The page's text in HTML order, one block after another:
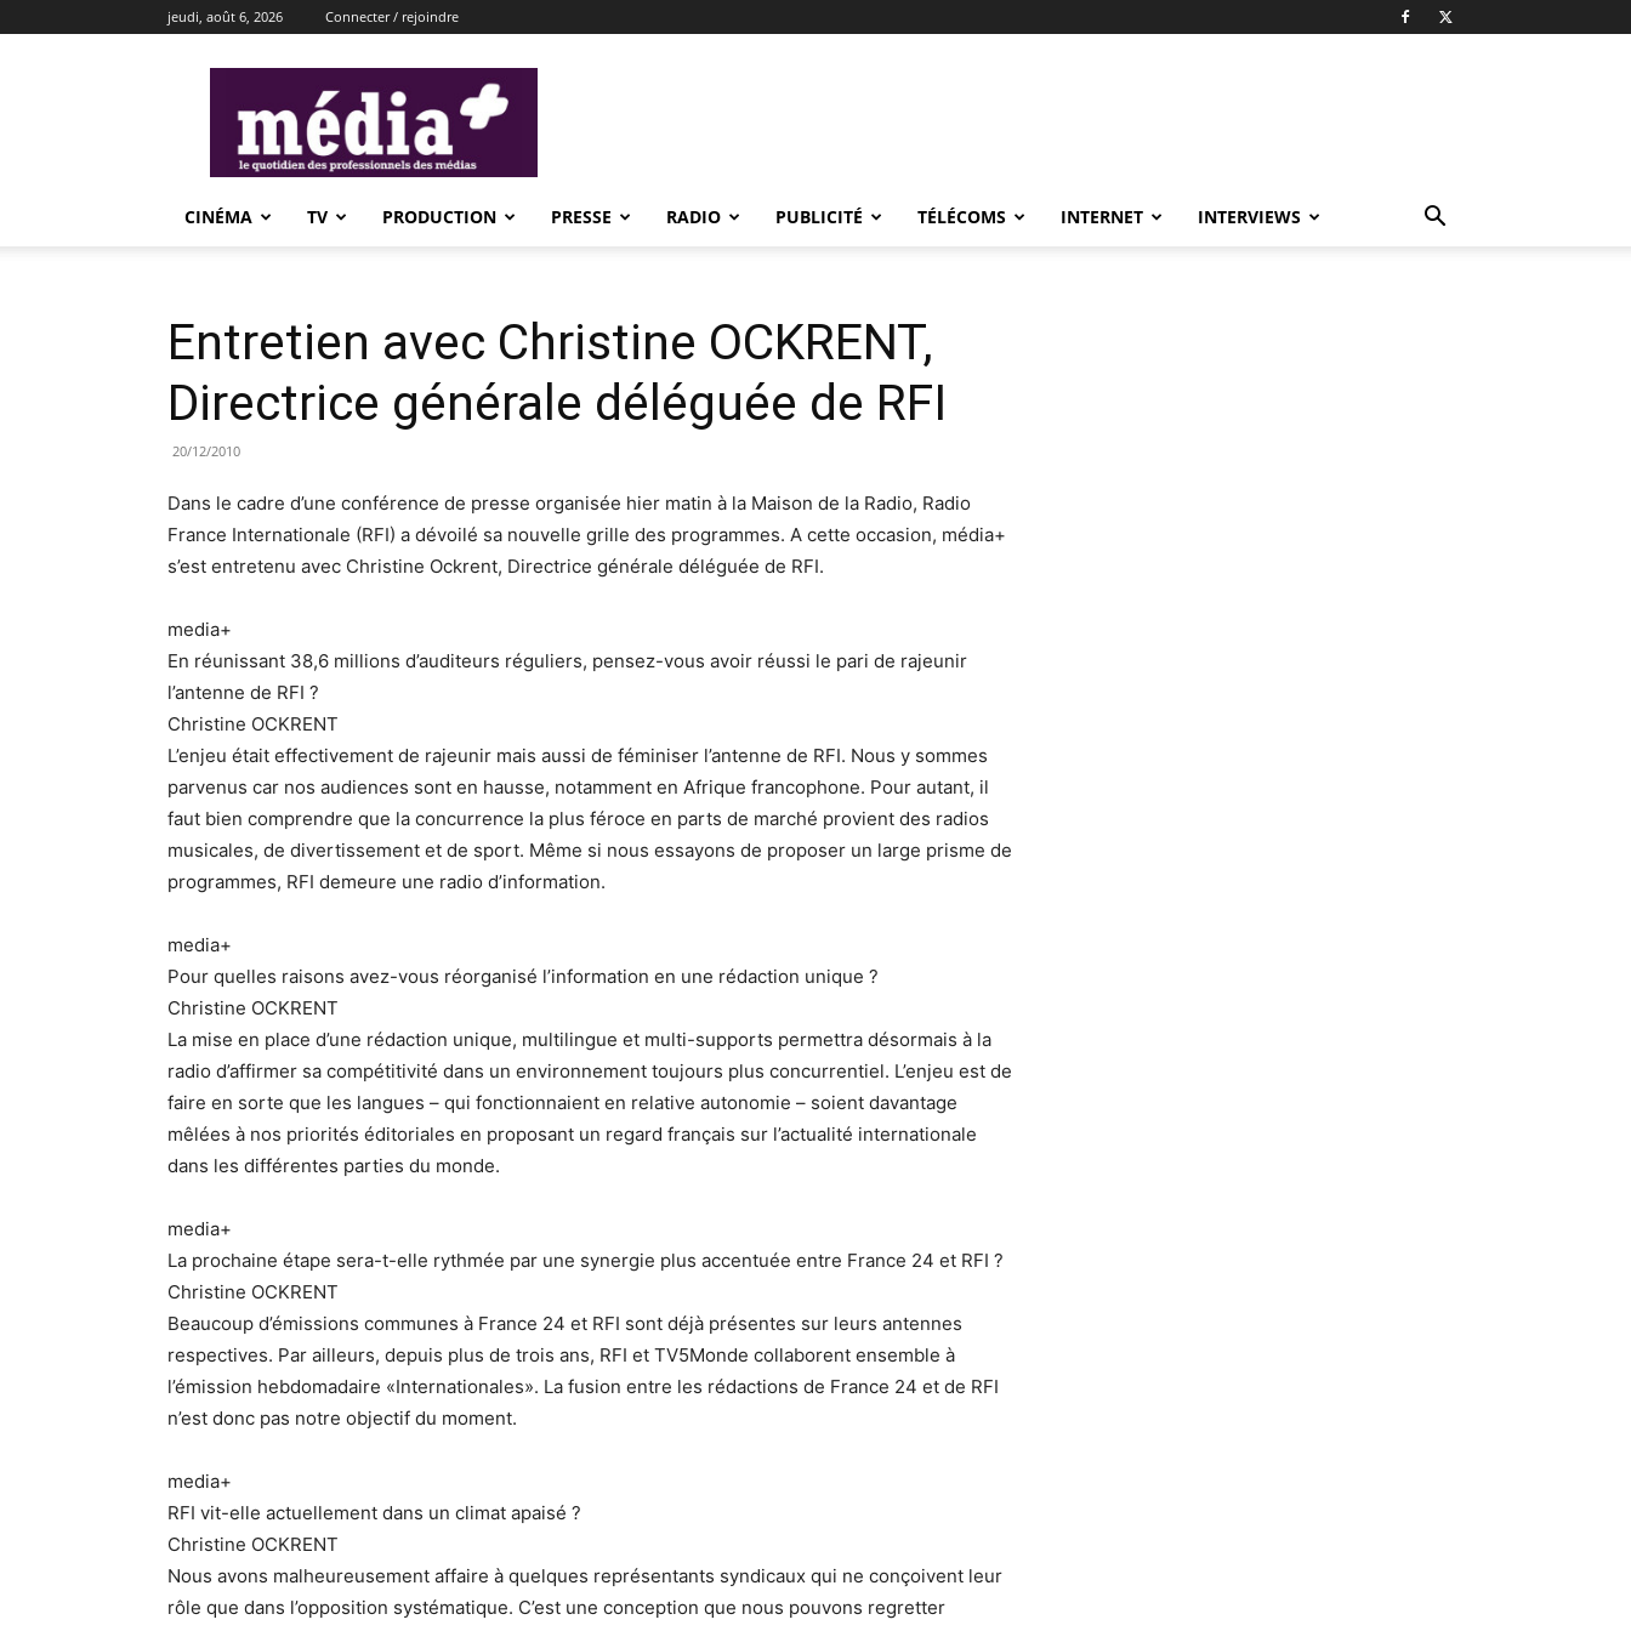
jeudi, août 6, 2026 Connecter / rejoindre
CINÉMA TV PRODUCTION PRESSE RADIO PUBLICITÉ TÉLÉCOMS INTERNET INTERVIEWS
Entretien avec Christine OCKRENT,
Directrice générale déléguée de RFI
20/12/2010
Dans le cadre d’une conférence de presse organisée hier matin à la Maison de la Radio, Radio
France Internationale (RFI) a dévoilé sa nouvelle grille des programmes. A cette occasion, média+
s’est entretenu avec Christine Ockrent, Directrice générale déléguée de RFI.
media+
En réunissant 38,6 millions d’auditeurs réguliers, pensez-vous avoir réussi le pari de rajeunir
l’antenne de RFI ?
Christine OCKRENT
L’enjeu était effectivement de rajeunir mais aussi de féminiser l’antenne de RFI. Nous y sommes
parvenus car nos audiences sont en hausse, notamment en Afrique francophone. Pour autant, il
faut bien comprendre que la concurrence la plus féroce en parts de marché provient des radios
musicales, de divertissement et de sport. Même si nous essayons de proposer un large prisme de
programmes, RFI demeure une radio d’information.
media+
Pour quelles raisons avez-vous réorganisé l’information en une rédaction unique ?
Christine OCKRENT
La mise en place d’une rédaction unique, multilingue et multi-supports permettra désormais à la
radio d’affirmer sa compétitivité dans un environnement toujours plus concurrentiel. L’enjeu est de
faire en sorte que les langues – qui fonctionnaient en relative autonomie – soient davantage
mêlées à nos priorités éditoriales en proposant un regard français sur l’actualité internationale
dans les différentes parties du monde.
media+
La prochaine étape sera-t-elle rythmée par une synergie plus accentuée entre France 24 et RFI ?
Christine OCKRENT
Beaucoup d’émissions communes à France 24 et RFI sont déjà présentes sur leurs antennes
respectives. Par ailleurs, depuis plus de trois ans, RFI et TV5Monde collaborent ensemble à
l’émission hebdomadaire «Internationales». La fusion entre les rédactions de France 24 et de RFI
n’est donc pas notre objectif du moment.
media+
RFI vit-elle actuellement dans un climat apaisé ?
Christine OCKRENT
Nous avons malheureusement affaire à quelques représentants syndicaux qui ne conçoivent leur
rôle que dans l’opposition systématique. C’est une conception que nous pouvons regretter